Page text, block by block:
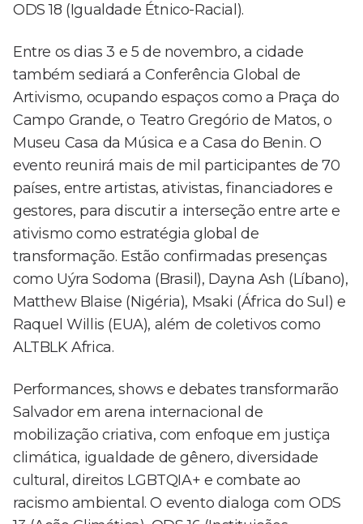
ODS 18 (Igualdade Étnico-Racial).
Entre os dias 3 e 5 de novembro, a cidade
também sediará a Conferência Global de
Artivismo, ocupando espaços como a Praça do
Campo Grande, o Teatro Gregório de Matos, o
Museu Casa da Música e a Casa do Benin. O
evento reunirá mais de mil participantes de 70
países, entre artistas, ativistas, financiadores e
gestores, para discutir a interseção entre arte e
ativismo como estratégia global de
transformação. Estão confirmadas presenças
como Uýra Sodoma (Brasil), Dayna Ash (Líbano),
Matthew Blaise (Nigéria), Msaki (África do Sul) e
Raquel Willis (EUA), além de coletivos como
ALTBLK Africa.
Performances, shows e debates transformarão
Salvador em arena internacional de
mobilização criativa, com enfoque em justiça
climática, igualdade de gênero, diversidade
cultural, direitos LGBTQIA+ e combate ao
racismo ambiental. O evento dialoga com ODS